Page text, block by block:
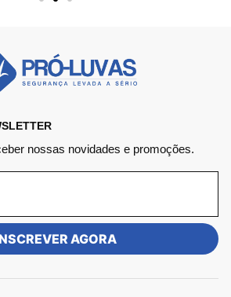
nossas novidades e promoções.
AGORA